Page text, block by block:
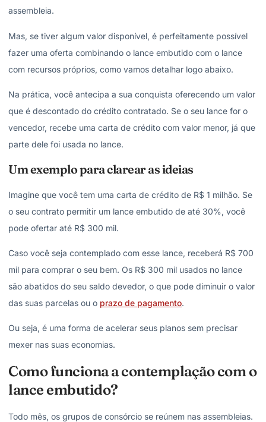
assembleia.
Mas, se tiver algum valor disponível, é perfeitamente possível
fazer uma oferta combinando o lance embutido com o lance
com recursos próprios, como vamos detalhar logo abaixo.
Na prática, você antecipa a sua conquista oferecendo um valor
que é descontado do crédito contratado. Se o seu lance for o
vencedor, recebe uma carta de crédito com valor menor, já que
parte dele foi usada no lance.
Um exemplo para clarear as ideias
Imagine que você tem uma carta de crédito de R$ 1 milhão. Se
o seu contrato permitir um lance embutido de até 30%, você
pode ofertar até R$ 300 mil.
Caso você seja contemplado com esse lance, receberá R$ 700
mil para comprar o seu bem. Os R$ 300 mil usados no lance
são abatidos do seu saldo devedor, o que pode diminuir o valor
das suas parcelas ou o prazo de pagamento.
Ou seja, é uma forma de acelerar seus planos sem precisar
mexer nas suas economias.
Como funciona a contemplação com o
lance embutido?
Todo mês, os grupos de consórcio se reúnem nas assembleias.